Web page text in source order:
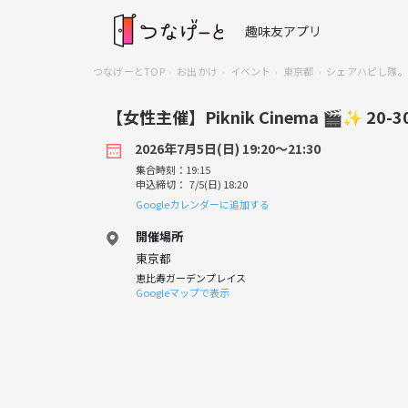
趣味友アプリ
つなげーとTOP お出かけ イベント 東京都 シェアハピし隊。
【女性主催】Piknik Cinema 🎬️✨ 20-
2026年7月5日(日) 19:20〜21:30
集合時刻：19:15
申込締切： 7/5(日) 18:20
Googleカレンダーに追加する
開催場所
東京都
恵比寿ガーデンプレイス
Googleマップで表示